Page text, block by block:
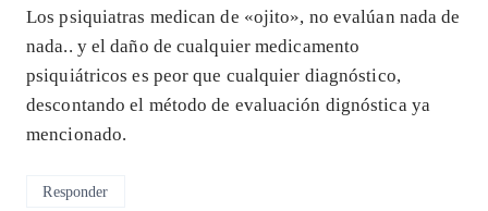
Los psiquiatras medican de «ojito», no evalúan nada de
nada.. y el daño de cualquier medicamento
psiquiátricos es peor que cualquier diagnóstico,
descontando el método de evaluación dignóstica ya
mencionado.
Responder